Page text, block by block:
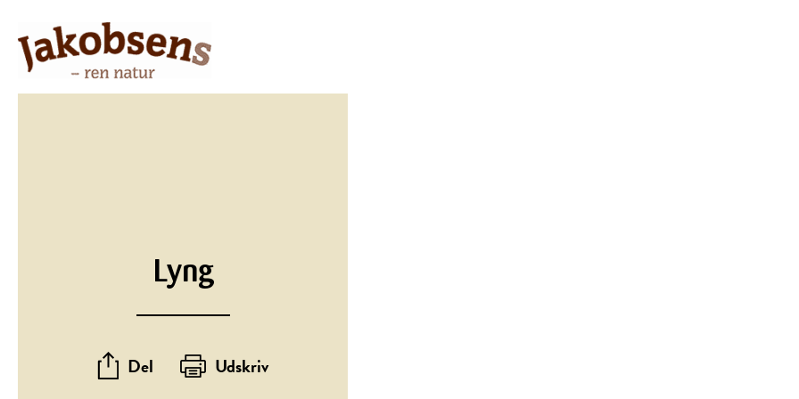
Lyng
Del Udskriv